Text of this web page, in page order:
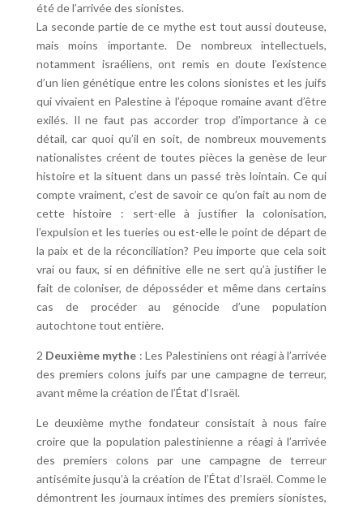
été de l’arrivée des sionistes.
La seconde partie de ce mythe est tout aussi douteuse,
mais moins importante. De nombreux intellectuels,
notamment israéliens, ont remis en doute l’existence
d’un lien génétique entre les colons sionistes et les juifs
qui vivaient en Palestine à l’époque romaine avant d’être
exilés. Il ne faut pas accorder trop d’importance à ce
détail, car quoi qu’il en soit, de nombreux mouvements
nationalistes créent de toutes pièces la genèse de leur
histoire et la situent dans un passé très lointain. Ce qui
compte vraiment, c’est de savoir ce qu’on fait au nom de
cette histoire : sert-elle à justifier la colonisation,
l’expulsion et les tueries ou est-elle le point de départ de
la paix et de la réconciliation? Peu importe que cela soit
vrai ou faux, si en définitive elle ne sert qu’à justifier le
fait de coloniser, de déposséder et même dans certains
cas de procéder au génocide d’une population
autochtone tout entière.
2 Deuxième mythe : Les Palestiniens ont réagi à l’arrivée
des premiers colons juifs par une campagne de terreur,
avant même la création de l’État d’Israël.
Le deuxième mythe fondateur consistait à nous faire
croire que la population palestinienne a réagi à l’arrivée
des premiers colons par une campagne de terreur
antisémite jusqu’à la création de l’État d’Israël. Comme le
démontrent les journaux intimes des premiers sionistes,